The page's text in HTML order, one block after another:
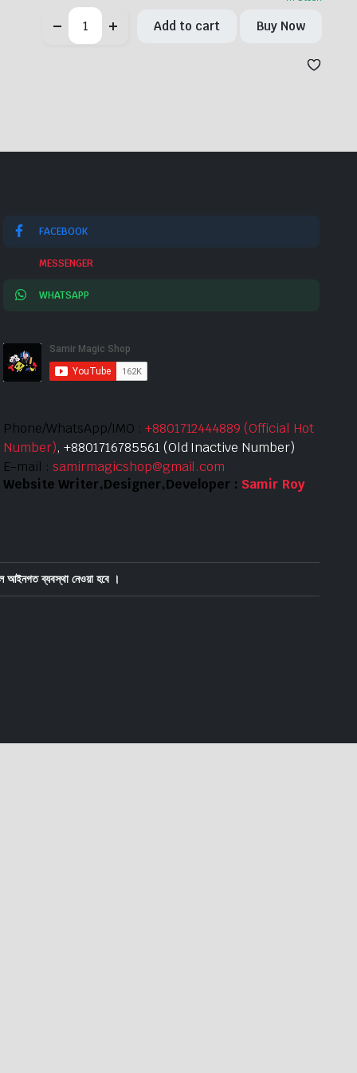
ফ্লাপ
(Flap
Add to cart Buy Now
FACEBOOK
MESSENGER
WHATSAPP
Phone/WhatsApp/IMO : +8801712444889 (Official Hot
Number), +8801716785561 (Old Inactive Number)
E-mail : samirmagicshop@gmail.com
Website Writer,Designer,Developer : Samir Roy
আইনগত ব্যবস্থা নেওয়া হবে ।